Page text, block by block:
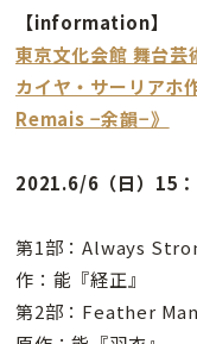
【information】
東京文化会館 舞台芸
カイヤ・サーリア
Remais −余韻−》
2021.6/6（日）15
第1部：Always
作：能『経正』
第2部：Feather